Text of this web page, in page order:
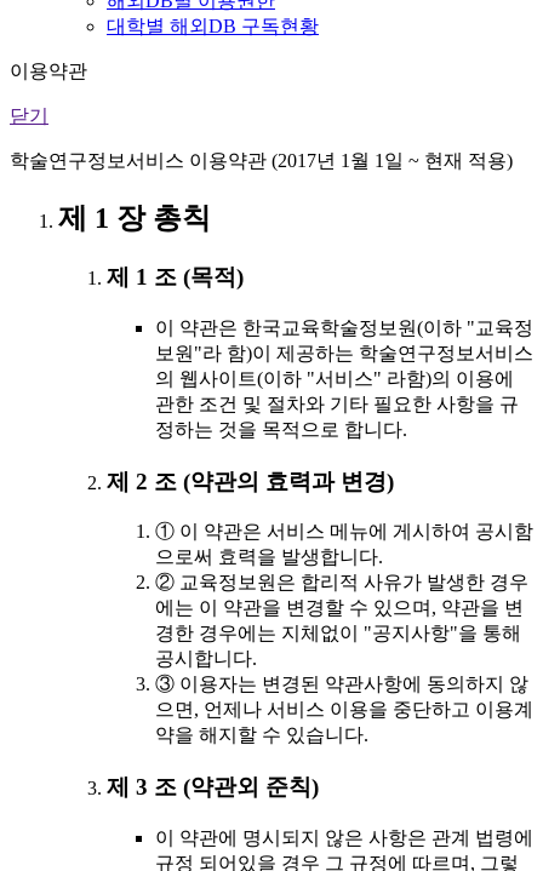
대학별 해외DB 구독현황
이용약관
닫기
학술연구정보서비스 이용약관 (2017년 1월 1일 ~ 현재 적용)
제 1 장 총칙
제 1 조 (목적)
이 약관은 한국교육학술정보원(이하 "교육정
보원"라 함)이 제공하는 학술연구정보서비스
의 웹사이트(이하 "서비스" 라함)의 이용에
관한 조건 및 절차와 기타 필요한 사항을 규
정하는 것을 목적으로 합니다.
제 2 조 (약관의 효력과 변경)
① 이 약관은 서비스 메뉴에 게시하여 공시함
으로써 효력을 발생합니다.
② 교육정보원은 합리적 사유가 발생한 경우
에는 이 약관을 변경할 수 있으며, 약관을 변
경한 경우에는 지체없이 "공지사항"을 통해
공시합니다.
③ 이용자는 변경된 약관사항에 동의하지 않
으면, 언제나 서비스 이용을 중단하고 이용계
약을 해지할 수 있습니다.
제 3 조 (약관외 준칙)
이 약관에 명시되지 않은 사항은 관계 법령에
규정 되어있을 경우 그 규정에 따르며, 그렇